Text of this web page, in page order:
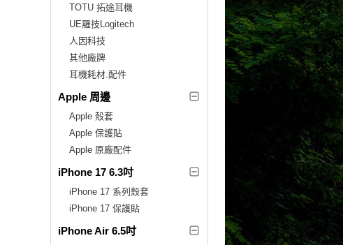
TOTU 拓途耳機
UE羅技Logitech
人因科技
其他廠牌
耳機耗材.配件
Apple 周邊
Apple 殼套
Apple 保護貼
Apple 原廠配件
iPhone 17 6.3吋
iPhone 17 系列殼套
iPhone 17 保護貼
iPhone Air 6.5吋